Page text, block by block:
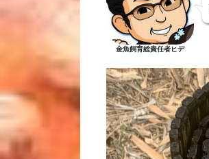
金魚飼育総責任者ヒデ